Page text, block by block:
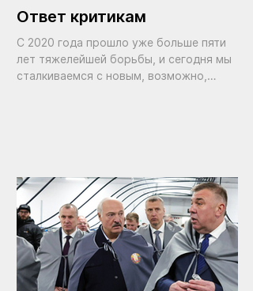
Ответ критикам
С 2020 года прошло уже больше пяти
лет тяжелейшей борьбы, и сегодня мы
сталкиваемся с новым, возможно,